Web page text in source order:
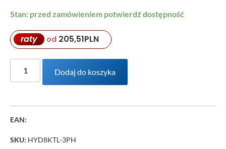
Stan: przed zamówieniem potwierdź dostępność
raty od 205,51PLN
Dodaj do koszyka
EAN:
SKU: HYD8KTL-3PH